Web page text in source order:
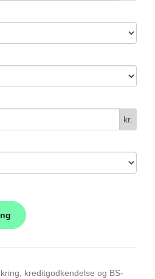
kr.
kreditgodkendelse og BS-